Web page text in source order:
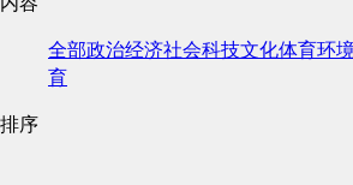
全部政治经济社会科技文化体育环
育
排序